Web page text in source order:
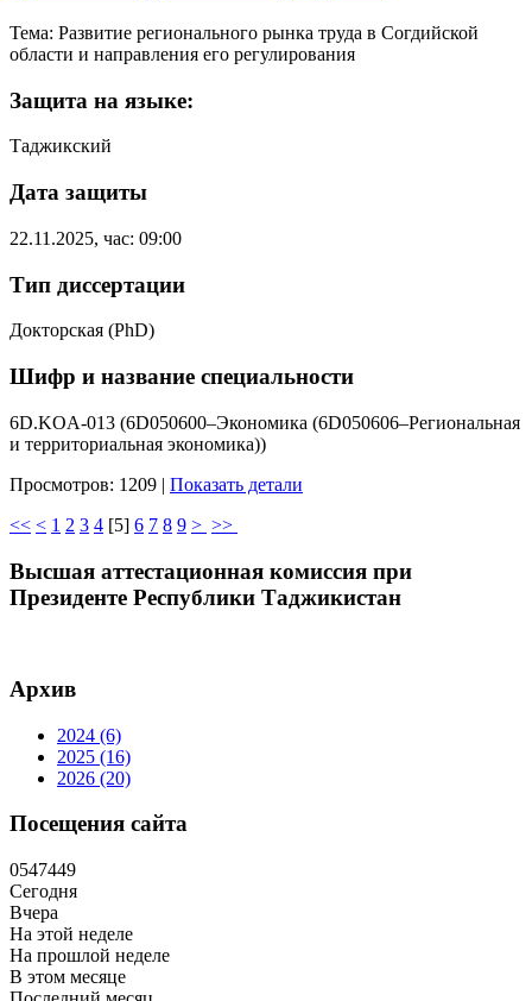
Тема: Развитие регионального рынка труда в Согдийской
области и направления его регулирования
Защита на языке:
Таджикский
Дата защиты
22.11.2025, час: 09:00
Тип диссертации
Докторская (PhD)
Шифр и название специальности
6D.KOA-013 (6D050600–Экономика (6D050606–Региональная
и территориальная экономика))
Просмотров: 1209 | Показать детали
<< < 1 2 3 4 [5] 6 7 8 9 > >>
Высшая аттестационная комиссия при
Президенте Республики Таджикистан
Архив
2024 (6)
2025 (16)
2026 (20)
Посещения сайта
0547449
Сегодня
Вчера
На этой неделе
На прошлой неделе
В этом месяце